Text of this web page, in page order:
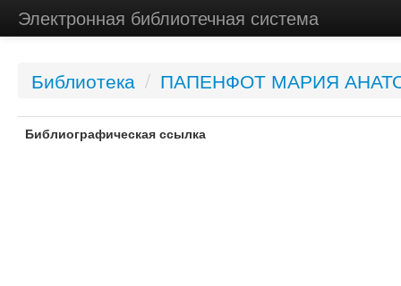
Электронная библиотечная система
Библиотека / ПАПЕНФОТ МАРИЯ
Библиографическая ссылка